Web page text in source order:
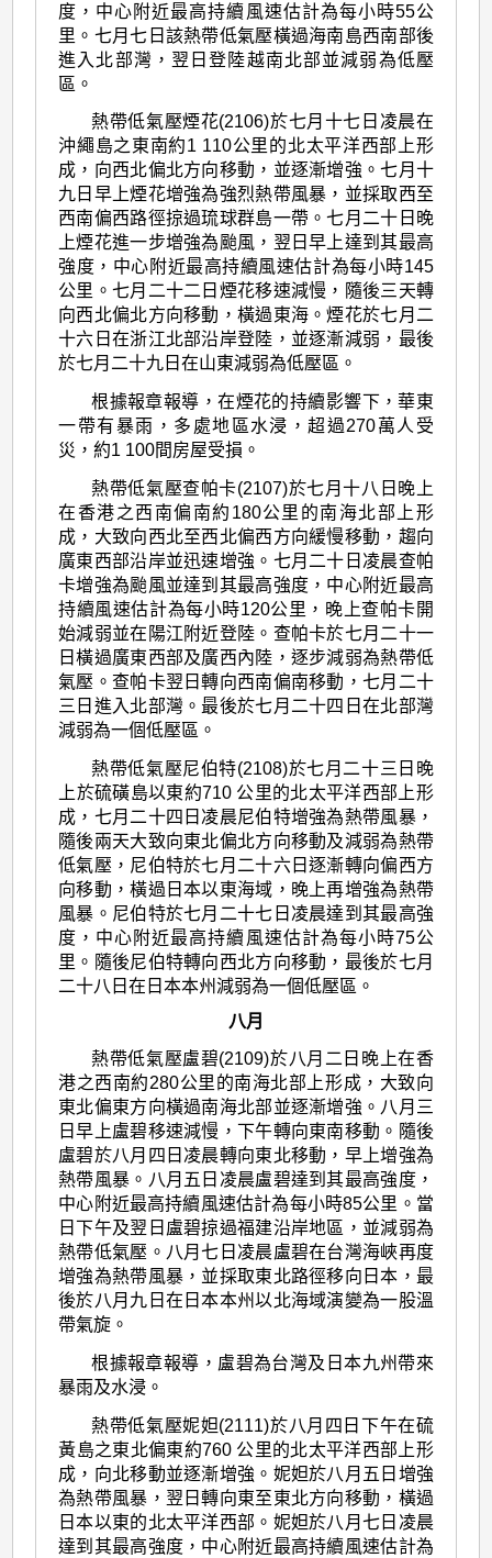
度，中心附近最高持續風速估計為每小時55公
里。七月七日該熱帶低氣壓橫過海南島西南部後
進入北部灣，翌日登陸越南北部並減弱為低壓
區。
熱帶低氣壓煙花(2106)於七月十七日凌晨在
沖繩島之東南約1 110公里的北太平洋西部上形
成，向西北偏北方向移動，並逐漸增強。七月十
九日早上煙花增強為強烈熱帶風暴，並採取西至
西南偏西路徑掠過琉球群島一帶。七月二十日晚
上煙花進一步增強為颱風，翌日早上達到其最高
強度，中心附近最高持續風速估計為每小時145
公里。七月二十二日煙花移速減慢，隨後三天轉
向西北偏北方向移動，橫過東海。煙花於七月二
十六日在浙江北部沿岸登陸，並逐漸減弱，最後
於七月二十九日在山東減弱為低壓區。
根據報章報導，在煙花的持續影響下，華東
一帶有暴雨，多處地區水浸，超過270萬人受
災，約1 100間房屋受損。
熱帶低氣壓查帕卡(2107)於七月十八日晚上
在香港之西南偏南約180公里的南海北部上形
成，大致向西北至西北偏西方向緩慢移動，趨向
廣東西部沿岸並迅速增強。七月二十日凌晨查帕
卡增強為颱風並達到其最高強度，中心附近最高
持續風速估計為每小時120公里，晚上查帕卡開
始減弱並在陽江附近登陸。查帕卡於七月二十一
日橫過廣東西部及廣西內陸，逐步減弱為熱帶低
氣壓。查帕卡翌日轉向西南偏南移動，七月二十
三日進入北部灣。最後於七月二十四日在北部灣
減弱為一個低壓區。
熱帶低氣壓尼伯特(2108)於七月二十三日晚
上於硫磺島以東約710 公里的北太平洋西部上形
成，七月二十四日凌晨尼伯特增強為熱帶風暴，
隨後兩天大致向東北偏北方向移動及減弱為熱帶
低氣壓，尼伯特於七月二十六日逐漸轉向偏西方
向移動，橫過日本以東海域，晚上再增強為熱帶
風暴。尼伯特於七月二十七日凌晨達到其最高強
度，中心附近最高持續風速估計為每小時75公
里。隨後尼伯特轉向西北方向移動，最後於七月
二十八日在日本本州減弱為一個低壓區。
八月
熱帶低氣壓盧碧(2109)於八月二日晚上在香
港之西南約280公里的南海北部上形成，大致向
東北偏東方向橫過南海北部並逐漸增強。八月三
日早上盧碧移速減慢，下午轉向東南移動。隨後
盧碧於八月四日凌晨轉向東北移動，早上增強為
熱帶風暴。八月五日凌晨盧碧達到其最高強度，
中心附近最高持續風速估計為每小時85公里。當
日下午及翌日盧碧掠過福建沿岸地區，並減弱為
熱帶低氣壓。八月七日凌晨盧碧在台灣海峽再度
增強為熱帶風暴，並採取東北路徑移向日本，最
後於八月九日在日本本州以北海域演變為一股溫
帶氣旋。
根據報章報導，盧碧為台灣及日本九州帶來
暴雨及水浸。
熱帶低氣壓妮妲(2111)於八月四日下午在硫
黃島之東北偏東約760 公里的北太平洋西部上形
成，向北移動並逐漸增強。妮妲於八月五日增強
為熱帶風暴，翌日轉向東至東北方向移動，橫過
日本以東的北太平洋西部。妮妲於八月七日凌晨
達到其最高強度，中心附近最高持續風速估計為